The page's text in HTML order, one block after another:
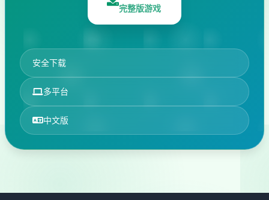
完整版游戏
安全下载
多平台
中文版